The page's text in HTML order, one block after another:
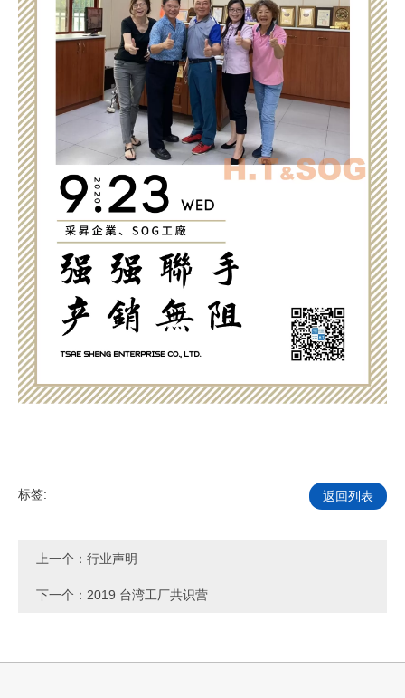
标签: 返回列表
上一个：行业声明
下一个： 2019 台湾工厂共识营